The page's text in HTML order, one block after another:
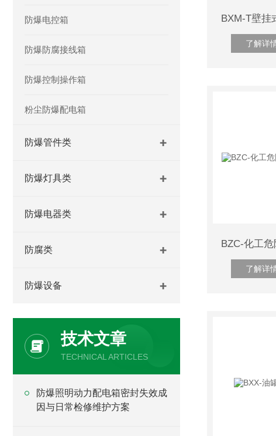
防爆电控箱
防爆防腐接线箱
防爆控制操作箱
粉尘防爆配电箱
防爆管件类
防爆灯具类
防爆电器类
防腐类
防爆设备
技术文章
TECHNICAL ARTICLES
防爆照明动力配电箱密封失效成
因与日常检修维护方案
了解详
了解详